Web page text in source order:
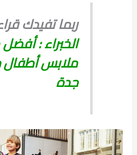
ربما تفيدك
الخبراء :
ملابس
جدة